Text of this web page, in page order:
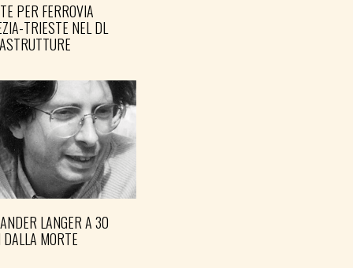
PER FERROVIA
TRIESTE NEL DL
LANGER A 30
MORTE